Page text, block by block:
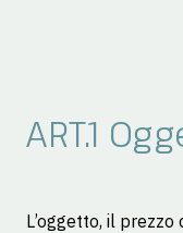
ART.1
L’oggetto, il